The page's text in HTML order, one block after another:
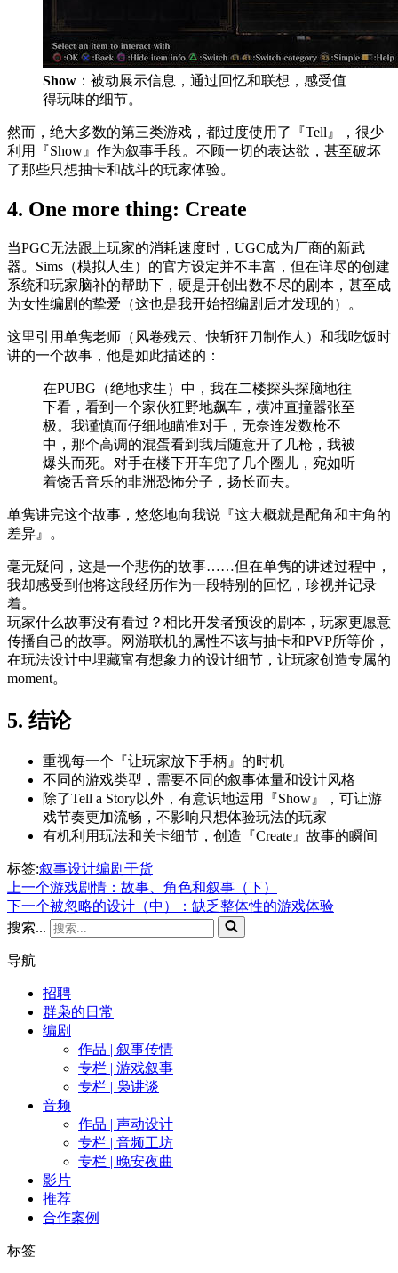
Show ：被动展示信息，通过回忆和联想，感受值
得玩味的细节。
然而，绝大多数的第三类游戏，都过度使用了『Tell』，很少
利用『Show』作为叙事手段。不顾一切的表达欲，甚至破坏
了那些只想抽卡和战斗的玩家体验。
4. One more thing: Create
当PGC无法跟上玩家的消耗速度时，UGC成为厂商的新武
器。Sims（模拟人生）的官方设定并不丰富，但在详尽的创建
系统和玩家脑补的帮助下，硬是开创出数不尽的剧本，甚至成
为女性编剧的挚爱（这也是我开始招编剧后才发现的）。
这里引用单隽老师（风卷残云、快斩狂刀制作人）和我吃饭时
讲的一个故事，他是如此描述的：
在PUBG（绝地求生）中，我在二楼探头探脑地往
下看，看到一个家伙狂野地飙车，横冲直撞嚣张至
极。我谨慎而仔细地瞄准对手，无奈连发数枪不
中，那个高调的混蛋看到我后随意开了几枪，我被
爆头而死。对手在楼下开车兜了几个圈儿，宛如听
着饶舌音乐的非洲恐怖分子，扬长而去。
单隽讲完这个故事，悠悠地向我说『这大概就是配角和主角的
差异』。
毫无疑问，这是一个悲伤的故事……但在单隽的讲述过程中，
我却感受到他将这段经历作为一段特别的回忆，珍视并记录
着。
玩家什么故事没有看过？相比开发者预设的剧本，玩家更愿意
传播自己的故事。网游联机的属性不该与抽卡和PVP所等价，
在玩法设计中埋藏富有想象力的设计细节，让玩家创造专属的
moment。
5. 结论
重视每一个『让玩家放下手柄』的时机
不同的游戏类型，需要不同的叙事体量和设计风格
除了Tell a Story以外，有意识地运用『Show』，可让游
戏节奏更加流畅，不影响只想体验玩法的玩家
有机利用玩法和关卡细节，创造『Create』故事的瞬间
标签:叙事设计编剧干货
上一个游戏剧情：故事、角色和叙事（下）
下一个被忽略的设计（中）：缺乏整体性的游戏体验
搜索...
导航
招聘
群枭的日常
编剧
作品 | 叙事传情
专栏 | 游戏叙事
专栏 | 枭讲谈
音频
作品 | 声动设计
专栏 | 音频工坊
专栏 | 晚安夜曲
影片
推荐
合作案例
标签